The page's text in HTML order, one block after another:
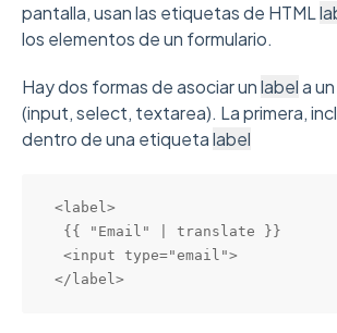
pantalla, usan las etiquetas de HTML
los elementos de un formulario.
Hay dos formas de asociar unlabela
(input, select, textarea). La primera,
dentro de una etiquetalabel
<label>
{{ "Email" | translate }}
<input type="email">
</label>